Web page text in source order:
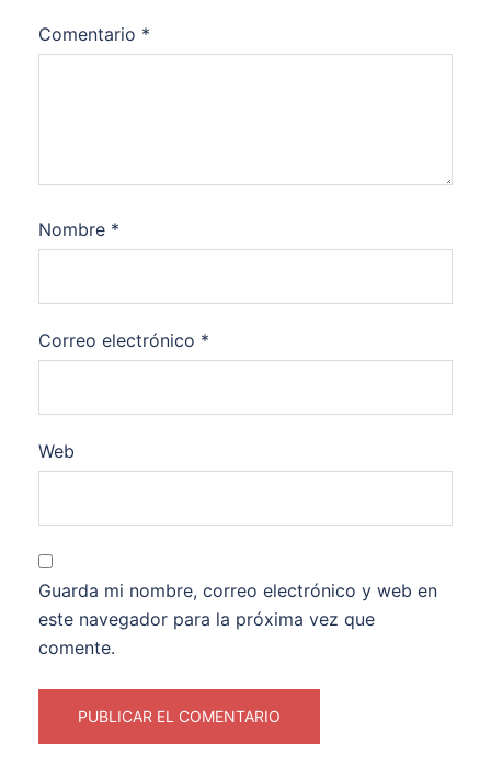
Comentario *
Nombre *
Correo electrónico *
Web
Guarda mi nombre, correo electrónico y web en
este navegador para la próxima vez que
comente.